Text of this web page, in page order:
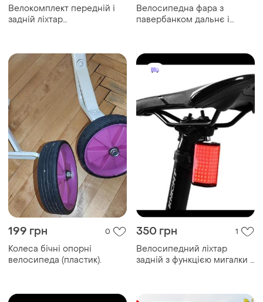
Велокомплект передній і
задній ліхтар
Велосипедна фара з
павербанком дальнє і
199 грн 0
Колеса бічні опорні
велосипеда (пластик).
350 грн 1
Велосипедний ліхтар
задній з функцією мигалки з